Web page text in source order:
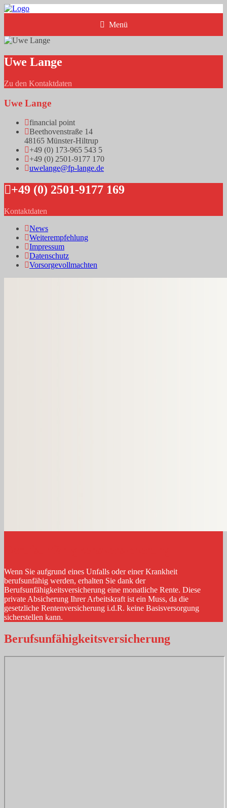
Menü
Uwe Lange
Zu den Kontaktdaten
Uwe Lange
financial point
Beethovenstraße 14
48165 Münster-Hiltrup
+49 (0) 173-965 543 5
+49 (0) 2501-9177 170
uwelange@fp-lange.de
+49 (0) 2501-9177 169
Kontaktdaten
News
Weiterempfehlung
Impressum
Datenschutz
Vorsorgevollmachten
Wenn Sie aufgrund eines Unfalls oder einer Krankheit
berufsunfähig werden, erhalten Sie dank der
Berufsunfähigkeitsversicherung eine monatliche Rente. Diese
private Absicherung Ihrer Arbeitskraft ist ein Muss, da die
gesetzliche Rentenversicherung i.d.R. keine Basisversorgung
sicherstellen kann.
Berufs­unfähigkeitsversicherung